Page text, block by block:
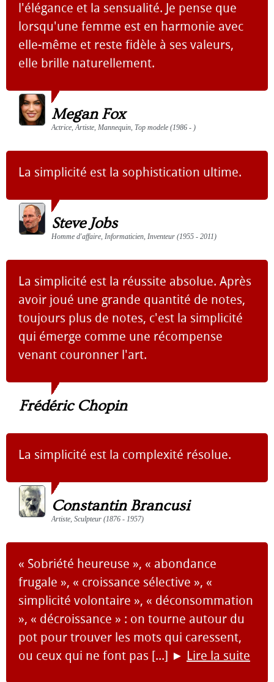
l'élégance et la sensualité. Je pense que
lorsqu'une femme est en harmonie avec
elle-même et reste fidèle à ses valeurs,
elle brille naturellement.
Megan Fox
Actrice, Artiste, Mannequin, Top modele (1986 - )
La simplicité est la sophistication ultime.
Steve Jobs
Homme d'affaire, Informaticien, Inventeur (1955 - 2011)
La simplicité est la réussite absolue. Après
avoir joué une grande quantité de notes,
toujours plus de notes, c'est la simplicité
qui émerge comme une récompense
venant couronner l'art.
Frédéric Chopin
La simplicité est la complexité résolue.
Constantin Brancusi
Artiste, Sculpteur (1876 - 1957)
« Sobriété heureuse », « abondance
frugale », « croissance sélective », «
simplicité volontaire », « déconsommation
», « décroissance » : on tourne autour du
pot pour trouver les mots qui caressent,
ou ceux qui ne font pas [...] ► Lire la suite